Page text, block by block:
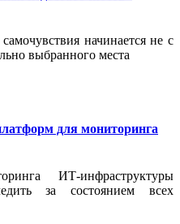
начинается не с
выбранного места
для мониторинга
ИТ-инфраструктуры
за состоянием всех